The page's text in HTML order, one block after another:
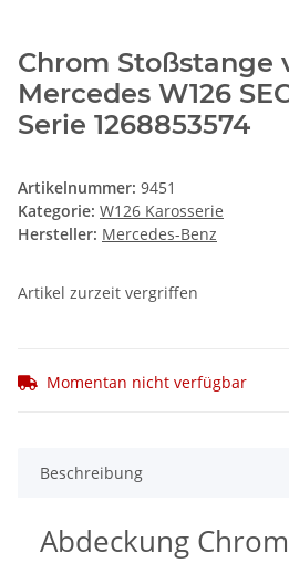
Chrom Stoßstange
Mercedes W126
Serie 1268853574
Artikelnummer: 9451
Kategorie: W126 Karosserie
Hersteller: Mercedes-Benz
Artikel zurzeit vergriffen
Momentan nicht verfügbar
Beschreibung
Abdeckung